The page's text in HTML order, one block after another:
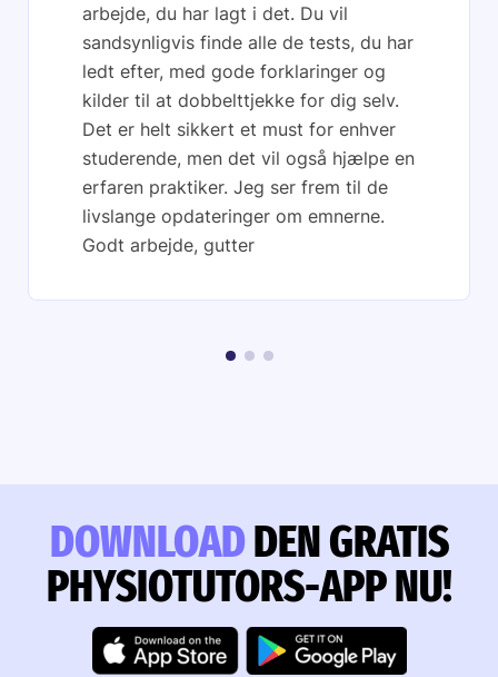
arbejde, du har lagt i det. Du vil
sandsynligvis finde alle de tests, du har
ledt efter, med gode forklaringer og
kilder til at dobbelttjekke for dig selv.
Det er helt sikkert et must for enhver
studerende, men det vil også hjælpe en
erfaren praktiker. Jeg ser frem til de
livslange opdateringer om emnerne.
Godt arbejde, gutter
DOWNLOADDEN GRATIS
PHYSIOTUTORS-APP NU!